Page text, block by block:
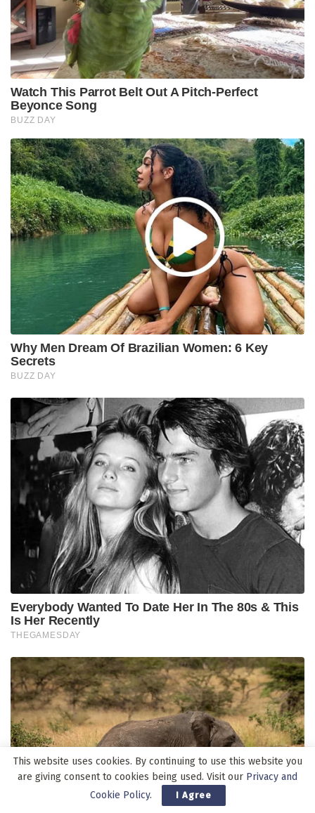
This website uses cookies. By continuing to use this website you
are giving consent to cookies being used. Visit our Privacy and
Cookie Policy. I Agree